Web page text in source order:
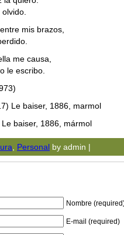
mis brazos,
me causa,
le escribo.
baiser, 1886, mármol
Personal by admin |
Nombre
E-mail (required)